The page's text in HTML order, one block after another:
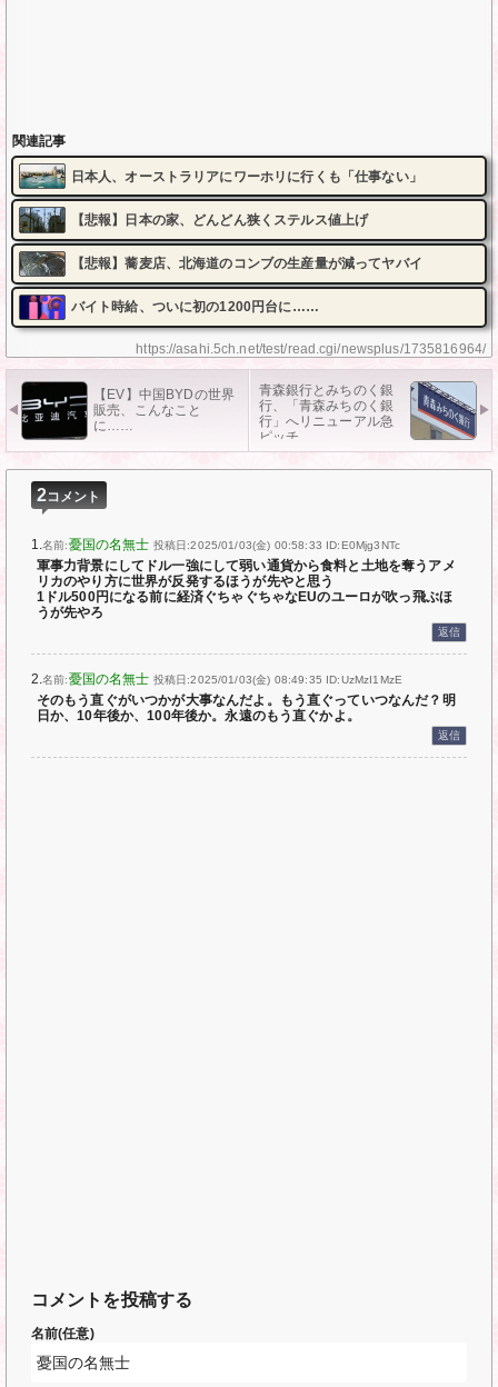
https://asahi.5ch.net/test/read.cgi/newsplus/1735816964/
関連記事
日本人、オーストラリアにワーホリに行くも「仕事ない」
【悲報】日本の家、どんどん狭くステルス値上げ
【悲報】蕎麦店、北海道のコンブの生産量が減ってヤバイ
バイト時給、ついに初の1200円台に……
【EV】中国BYDの世界
販売、こんなこと
に……
青森銀行とみちのく銀
行、「青森みちのく銀
行」へリニューアル急
ピッチ……
2コメント
1.名前:憂国の名無士 投稿日:2025/01/03(金) 00:58:33 ID:E0Mjg3NTc
軍事力背景にしてドル一強にして弱い通貨から食料と土地を奪うアメ
リカのやり方に世界が反発するほうが先やと思う
1ドル500円になる前に経済ぐちゃぐちゃなEUのユーロが吹っ飛ぶほ
うが先やろ
返信
2.名前:憂国の名無士 投稿日:2025/01/03(金) 08:49:35 ID:UzMzI1MzE
そのもう直ぐがいつかが大事なんだよ。もう直ぐっていつなんだ？明
日か、10年後か、100年後か。永遠のもう直ぐかよ。
返信
コメントを投稿する
名前(任意)